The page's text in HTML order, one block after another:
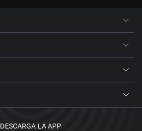
DESCARGA LA APP